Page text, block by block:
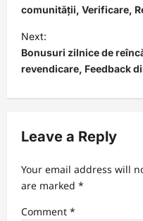
s
t
n
a
v
g
a
t
i
comunității, Verificare,
Next:
Bonusuri zilnice de
revendicare, Feedback
Leave a Reply
Your email address will
are marked *
Comment *